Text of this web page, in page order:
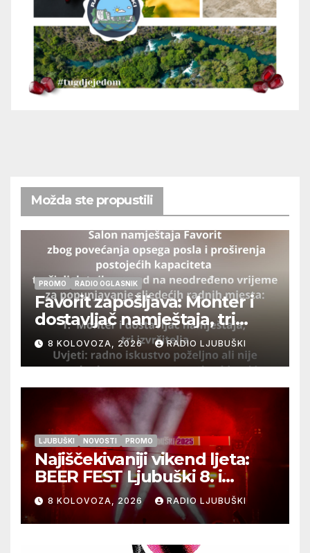
Možda ste propustili
PROMO RADIO OGLASNIK
Favorit zapošljava: Monter i
dostavljač namještaja, tri
izvršitelja
8 KOLOVOZA, 2026 RADIO LJUBUŠKI
LJUBUŠKI NOVOSTI PROMO
Najiščekivaniji vikend ljeta:
BEER FEST Ljubuški 8. i
9.kolovoza
8 KOLOVOZA, 2026 RADIO LJUBUŠKI